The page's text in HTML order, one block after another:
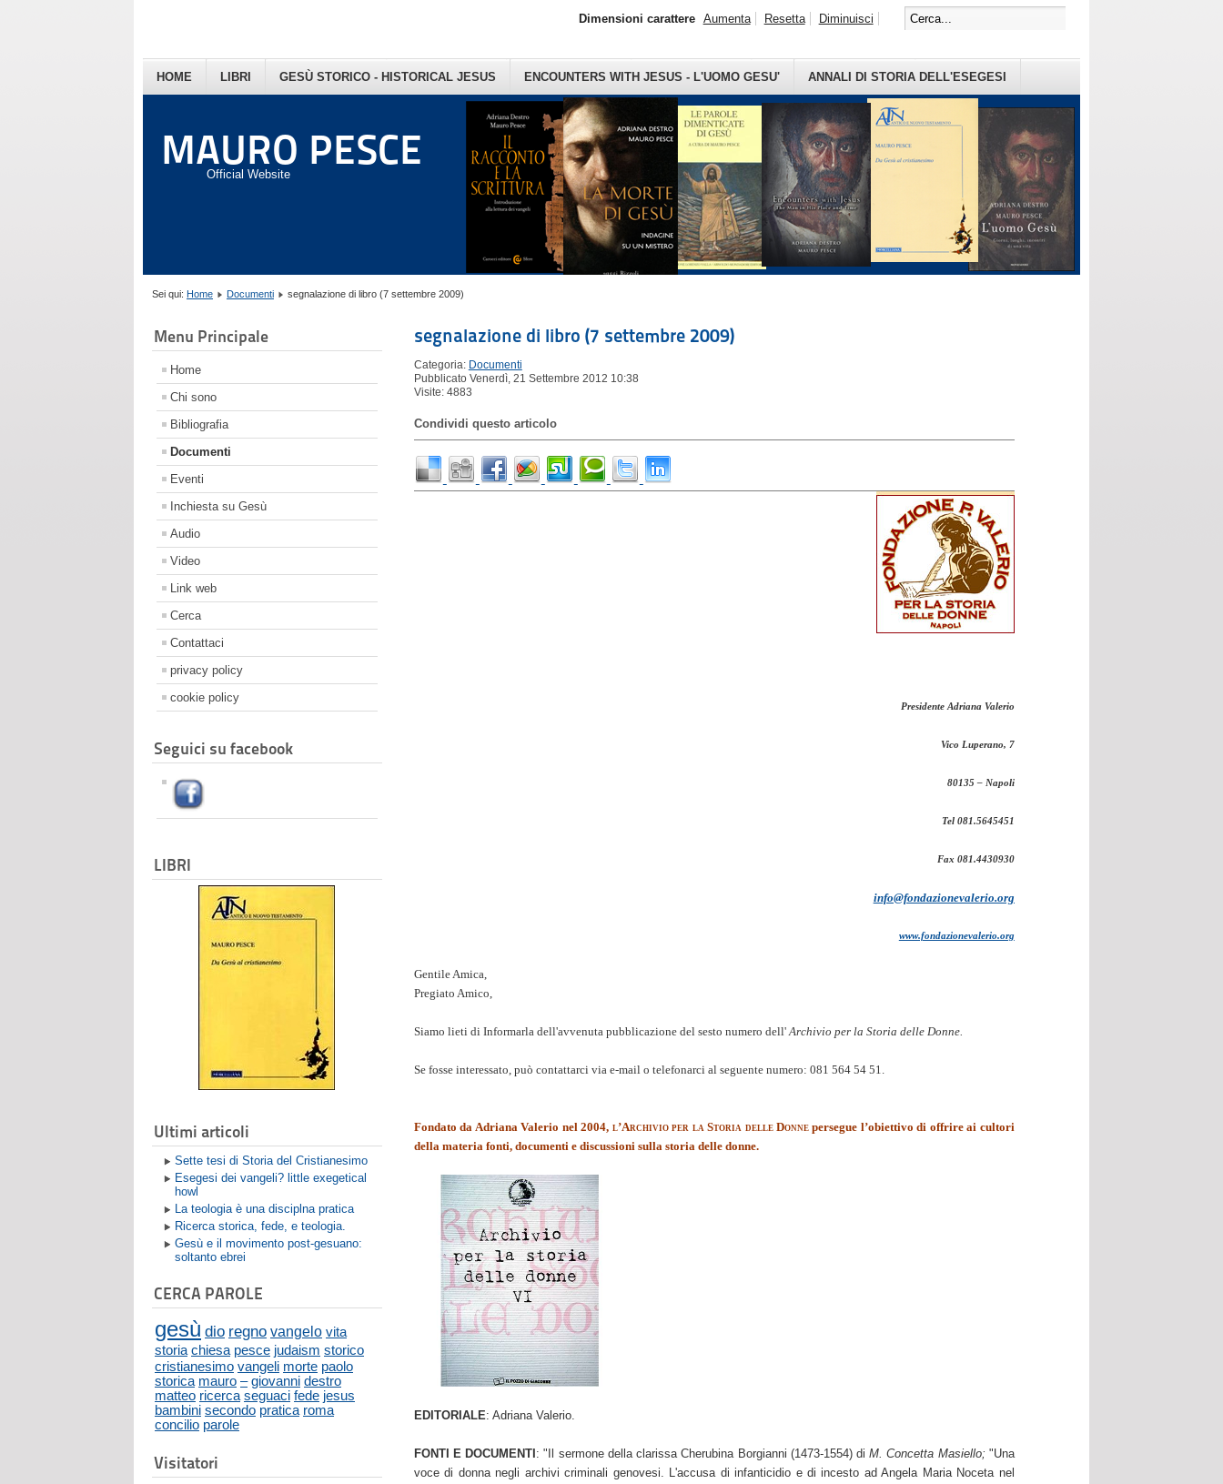
MAURO PESCE
Official Website
HOME LIBRI GESÙ STORICO - HISTORICAL JESUS ENCOUNTERS WITH JESUS - L'UOMO GESU' ANNALI DI STORIA DELL'ESEGESI
Dimensioni carattere Aumenta Resetta Diminuisci
Sei qui: Home Documenti segnalazione di libro (7 settembre 2009)
Menu Principale
Home
Chi sono
Bibliografia
Documenti
Eventi
Inchiesta su Gesù
Audio
Video
Link web
Cerca
Contattaci
privacy policy
cookie policy
Seguici su facebook
LIBRI
Ultimi articoli
Sette tesi di Storia del Cristianesimo
Esegesi dei vangeli? little exegetical
howl
La teologia è una disciplna pratica
Ricerca storica, fede, e teologia.
Gesù e il movimento post-gesuano:
soltanto ebrei
CERCA PAROLE
gesù dio regno vangelo vita
storia chiesa pesce judaism storico
cristianesimo vangeli morte paolo
storica mauro – giovanni destro
matteo ricerca seguaci fede jesus
bambini secondo pratica roma
concilio parole
Visitatori
segnalazione di libro (7 settembre 2009)
Categoria:
Documenti
Pubblicato Venerdì, 21 Settembre 2012 10:38
Visite: 4883
Condividi questo articolo
Presidente Adriana Valerio
Vico Luperano, 7
80135 – Napoli
Tel 081.5645451
Fax 081.4430930
info@fondazionevalerio.org
www.fondazionevalerio.org
Gentile Amica,
Pregiato Amico,
Siamo lieti di Informarla dell'avvenuta pubblicazione del sesto numero dell'Archivio per la Storia delle Donne.
Se fosse interessato, può contattarci via e-mail o telefonarci al seguente numero: 081 564 54 51.
Fondato da Adriana Valerio nel 2004, l’Archivio per la Storia delle Donnepersegue l’obiettivo di offrire ai cultori
della materia fonti, documenti e discussioni sulla storia delle donne.
EDITORIALE: Adriana Valerio.
FONTI E DOCUMENTI : "Il sermone della clarissa Cherubina Borgianni (1473-1554) diM. Concetta Masiello; "Una
voce di donna negli archivi criminali genovesi. L'accusa di infanticidio e di incesto ad Angela Maria Noceta nel